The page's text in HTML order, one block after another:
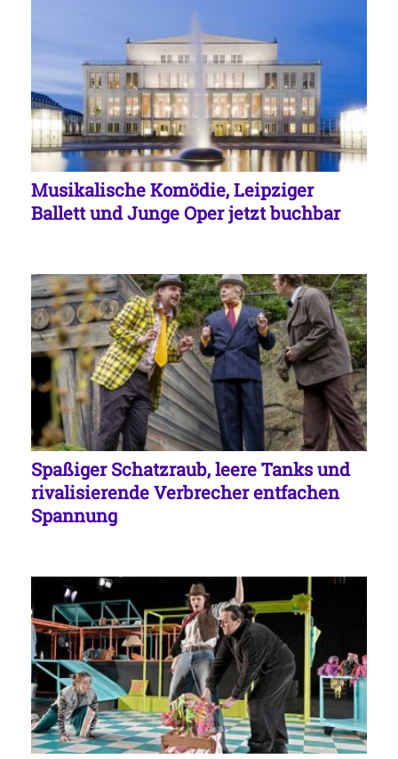
Musikalische Komödie, Leipziger
Ballett und Junge Oper jetzt buchbar
Spaßiger Schatzraub, leere Tanks und
rivalisierende Verbrecher entfachen
Spannung